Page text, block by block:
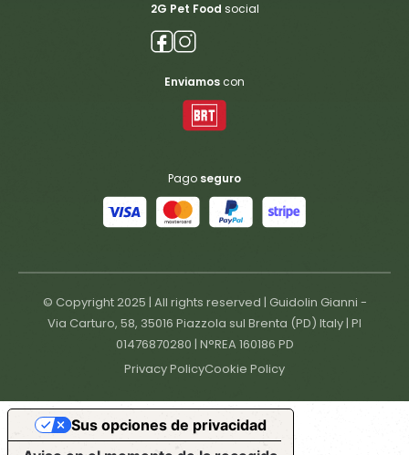
2G Pet Food social
Enviamoscon
Pago seguro
© Copyright 2025 | All rights reserved | Guidolin Gianni -
Via Carturo, 58, 35016 Piazzola sul Brenta (PD) Italy | PI
01476870280 | N°REA 160186 PD
Privacy PolicyCookie Policy
Sus opciones de privacidad